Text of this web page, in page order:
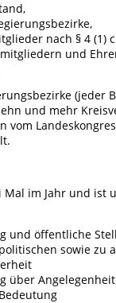
nach § 4 (1)
und
(jeder
und mehr
vom
im Jahr und ist
und öffentliche
sowie zu
über